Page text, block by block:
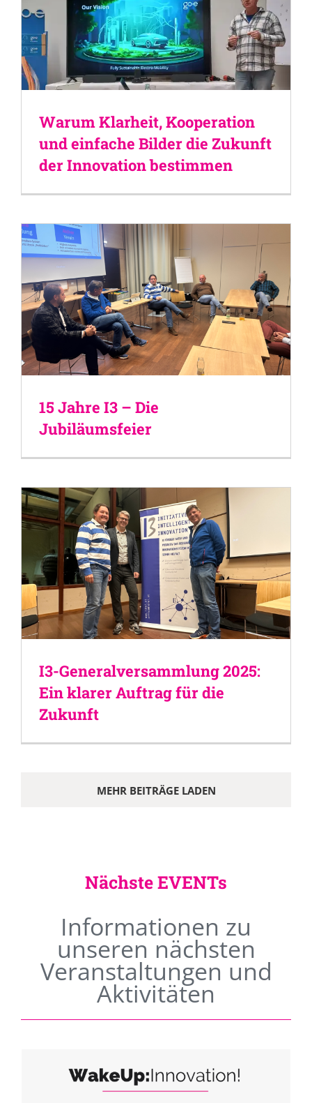
Warum Klarheit, Kooperation
und einfache Bilder die Zukunft
der Innovation bestimmen
15 Jahre I3 – Die
Jubiläumsfeier
I3-Generalversammlung 2025:
Ein klarer Auftrag für die
Zukunft
MEHR BEITRÄGE LADEN
Nächste EVENTs
Informationen zu
unseren nächsten
Veranstaltungen und
Aktivitäten